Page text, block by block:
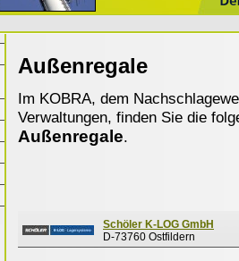
Außenregale
Im KOBRA, dem
Verwaltungen, finden Sie die
Außenregale.
Schöler K-LOG GmbH
D-73760 Ostfildern